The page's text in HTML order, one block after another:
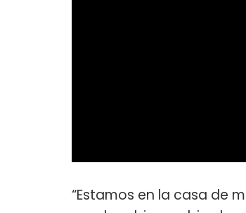
“Estamos en la casa de